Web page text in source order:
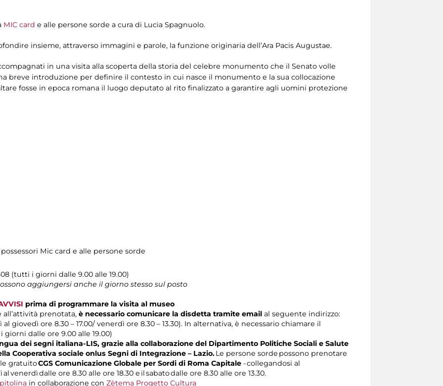
MIC card e alle persone sorde a cura di Lucia Spagnuolo.
insieme, attraverso immagini e parole, la funzione originaria dell’Ara Pacis Augustae.
in una visita alla scoperta della storia del celebre monumento che il Senato volle
breve introduzione per definire il contesto in cui nasce il monumento e la sua collocazione
fosse in epoca romana il luogo deputato al rito finalizzato a garantire agli uomini protezione
Mic card e alle persone sorde
(tutti i giorni dalle 9.00 alle 19.00)
aggiungersi anche il giorno stesso sul posto
prima di programmare la visita al museo
prenotata, è necessario comunicare la disdetta tramite email al seguente indirizzo:
giovedì ore 8.30 – 17.00/ venerdì ore 8.30 – 13.30). In alternativa, è necessario chiamare il
dalle ore 9.00 alle 19.00)
dei segni italiana-LIS, grazie alla collaborazione del Dipartimento Politiche Sociali e Salute
Cooperativa sociale onlus Segni di Integrazione – Lazio.Le persone sorde possono prenotare
gratuitoCGS Comunicazione Globale per Sordi di Roma Capitale - collegandosi al
venerdì dalle ore 8.30 alle ore 18.30 e il sabato dalle ore 8.30 alle ore 13.30.
in collaborazione con Zètema Progetto Cultura